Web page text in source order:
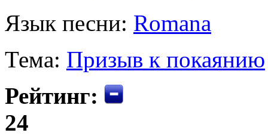
Язык песни: Romana
Тема: Призыв к покаянию
Рейтинг:
24